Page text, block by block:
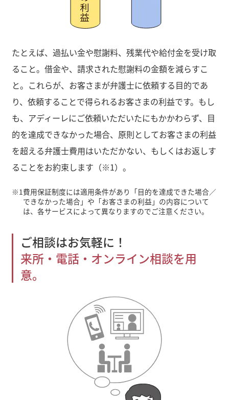
たとえば、過払い金や慰謝料、残業代や給付金を受け取
ること。借金や、請求された慰謝料の金額を減らすこ
と。これらが、お客さまが弁護士に依頼する目的であ
り、依頼することで得られるお客さまの利益です。もし
も、アディーレにご依頼いただいたにもかかわらず、目
的を達成できなかった場合、原則としてお客さまの利益
を超える弁護士費用はいただかない、もしくはお返しす
ることをお約束します（※1）。
※1 費用保証制度には適用条件があり「目的を達成できた場合／
できなかった場合」や「お客さまの利益」の内容について
は、各サービスによって異なりますのでご注意ください。
ご相談はお気軽に！
来所・電話・オンライン相談を用
意。